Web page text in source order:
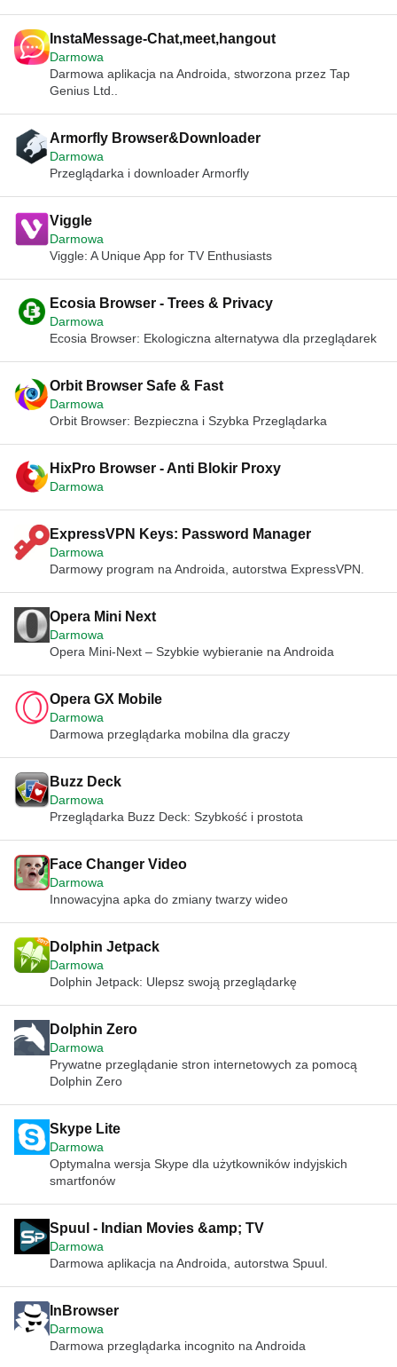
InstaMessage-Chat,meet,hangout
Darmowa
Darmowa aplikacja na Androida, stworzona przez Tap
Genius Ltd..
Armorfly Browser&Downloader
Darmowa
Przeglądarka i downloader Armorfly
Viggle
Darmowa
Viggle: A Unique App for TV Enthusiasts
Ecosia Browser - Trees & Privacy
Darmowa
Ecosia Browser: Ekologiczna alternatywa dla przeglądarek
Orbit Browser Safe & Fast
Darmowa
Orbit Browser: Bezpieczna i Szybka Przeglądarka
HixPro Browser - Anti Blokir Proxy
Darmowa
ExpressVPN Keys: Password Manager
Darmowa
Darmowy program na Androida, autorstwa ExpressVPN.
Opera Mini Next
Darmowa
Opera Mini-Next – Szybkie wybieranie na Androida
Opera GX Mobile
Darmowa
Darmowa przeglądarka mobilna dla graczy
Buzz Deck
Darmowa
Przeglądarka Buzz Deck: Szybkość i prostota
Face Changer Video
Darmowa
Innowacyjna apka do zmiany twarzy wideo
Dolphin Jetpack
Darmowa
Dolphin Jetpack: Ulepsz swoją przeglądarkę
Dolphin Zero
Darmowa
Prywatne przeglądanie stron internetowych za pomocą
Dolphin Zero
Skype Lite
Darmowa
Optymalna wersja Skype dla użytkowników indyjskich
smartfonów
Spuul - Indian Movies &amp; TV
Darmowa
Darmowa aplikacja na Androida, autorstwa Spuul.
InBrowser
Darmowa
Darmowa przeglądarka incognito na Androida